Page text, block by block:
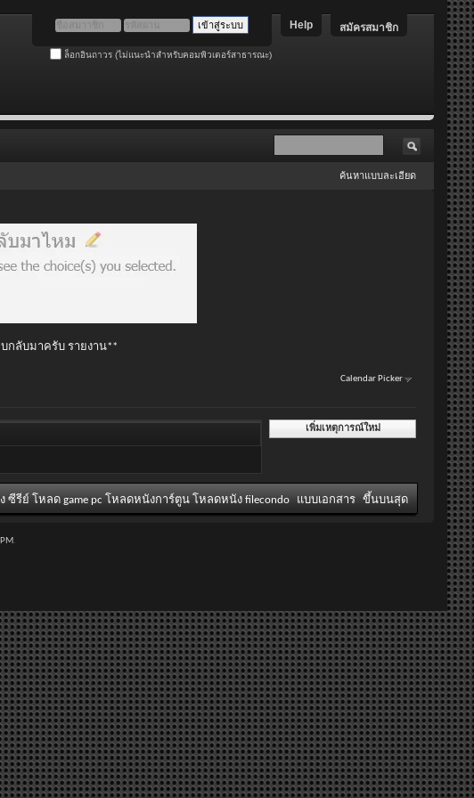
สมัครสมาชิก
Help
ล็อกอินถาวร (ไม่แนะนำสำหรับคอมพิวเตอร์สาธารณะ)
ค้นหาแบบละเอียด
กลับมาครับ รายงาน**
Calendar Picker
เพิ่มเหตุการณ์ใหม่
ซีรีย์ โหลด game pc โหลดหนังการ์ตูน โหลดหนัง filecondo แบบเอกสาร ขึ้นบนสุด
.